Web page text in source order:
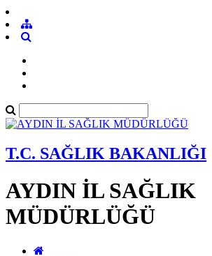
T.C. SAĞLIK BAKANLIĞI
AYDIN İL SAĞLIK
MÜDÜRLÜĞÜ